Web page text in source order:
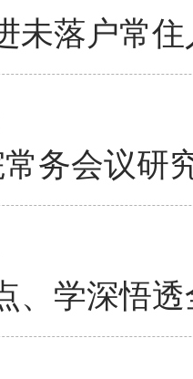
未落户常
务会议研
、学深悟